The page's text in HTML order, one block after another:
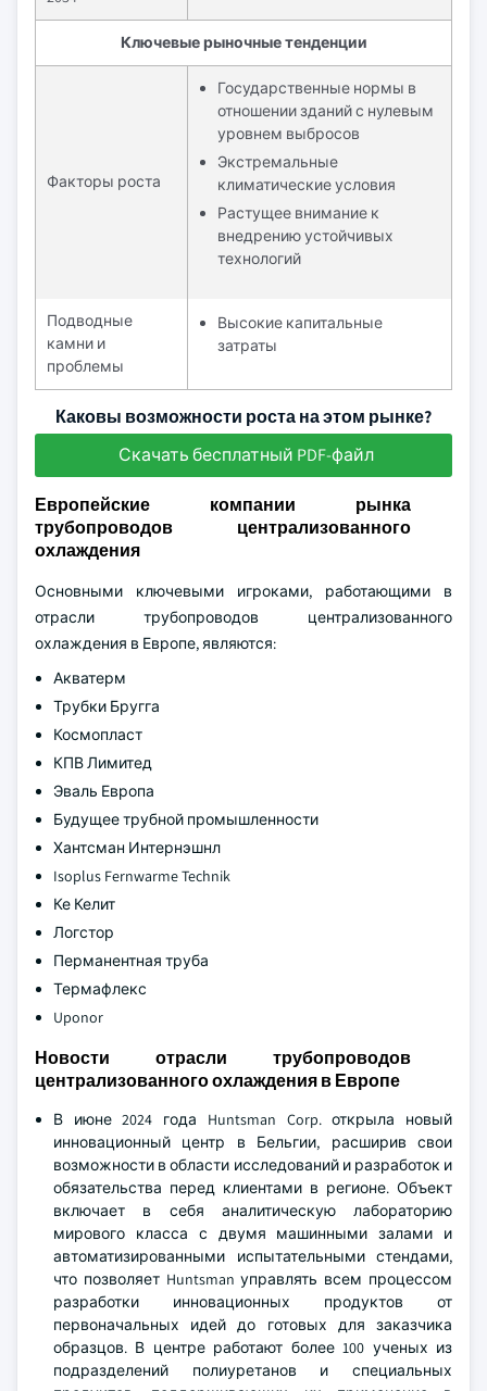
Ключевые рыночные тенденции
Факторы роста
Государственные нормы в
отношении зданий с нулевым
уровнем выбросов
Экстремальные
климатические условия
Растущее внимание к
внедрению устойчивых
технологий
Подводные
камни и
проблемы
Высокие капитальные
затраты
Каковы возможности роста на этом рынке?
Скачать бесплатный PDF-файл
Европейские компании рынка
трубопроводов централизованного
охлаждения
Основными ключевыми игроками, работающими в
отрасли трубопроводов централизованного
охлаждения в Европе, являются:
Акватерм
Трубки Бругга
Космопласт
КПВ Лимитед
Эваль Европа
Будущее трубной промышленности
Хантсман Интернэшнл
Isoplus Fernwarme Technik
Ке Келит
Логстор
Перманентная труба
Термафлекс
Uponor
Новости отрасли трубопроводов
централизованного охлаждения в Европе
В июне 2024 года Huntsman Corp. открыла новый
инновационный центр в Бельгии, расширив свои
возможности в области исследований и разработок и
обязательства перед клиентами в регионе. Объект
включает в себя аналитическую лабораторию
мирового класса с двумя машинными залами и
автоматизированными испытательными стендами,
что позволяет Huntsman управлять всем процессом
разработки инновационных продуктов от
первоначальных идей до готовых для заказчика
образцов. В центре работают более 100 ученых из
подразделений полиуретанов и специальных